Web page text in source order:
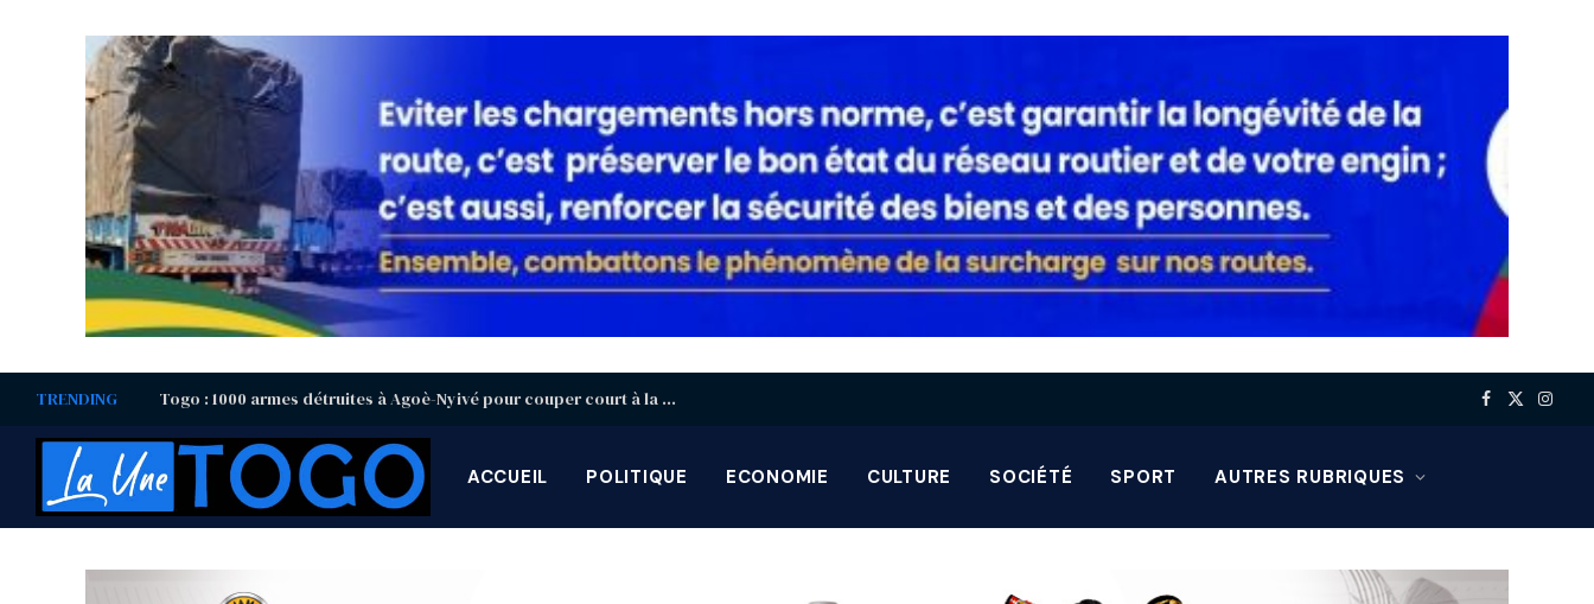
TRENDING Togo : 1000 armes détruites à Agoè-Nyivé pour couper court à la prolifération Facebook
X
ACCUEIL POLITIQUE ECONOMIE CULTURE SOCIÉTÉ SPORT AUTRES RUBRIQUES